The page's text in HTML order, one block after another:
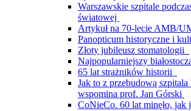
Warszawskie szpitale
światowej
Artykuł na 70-lecie AMB/
Panopticum historyczne i
Złoty jubileusz stomatologii
Najpopularniejszy
65 lat strażników historii
Jak to z przebudową
wspomina prof. Jan Górski
CoNieCo. 60 lat minęło, jak